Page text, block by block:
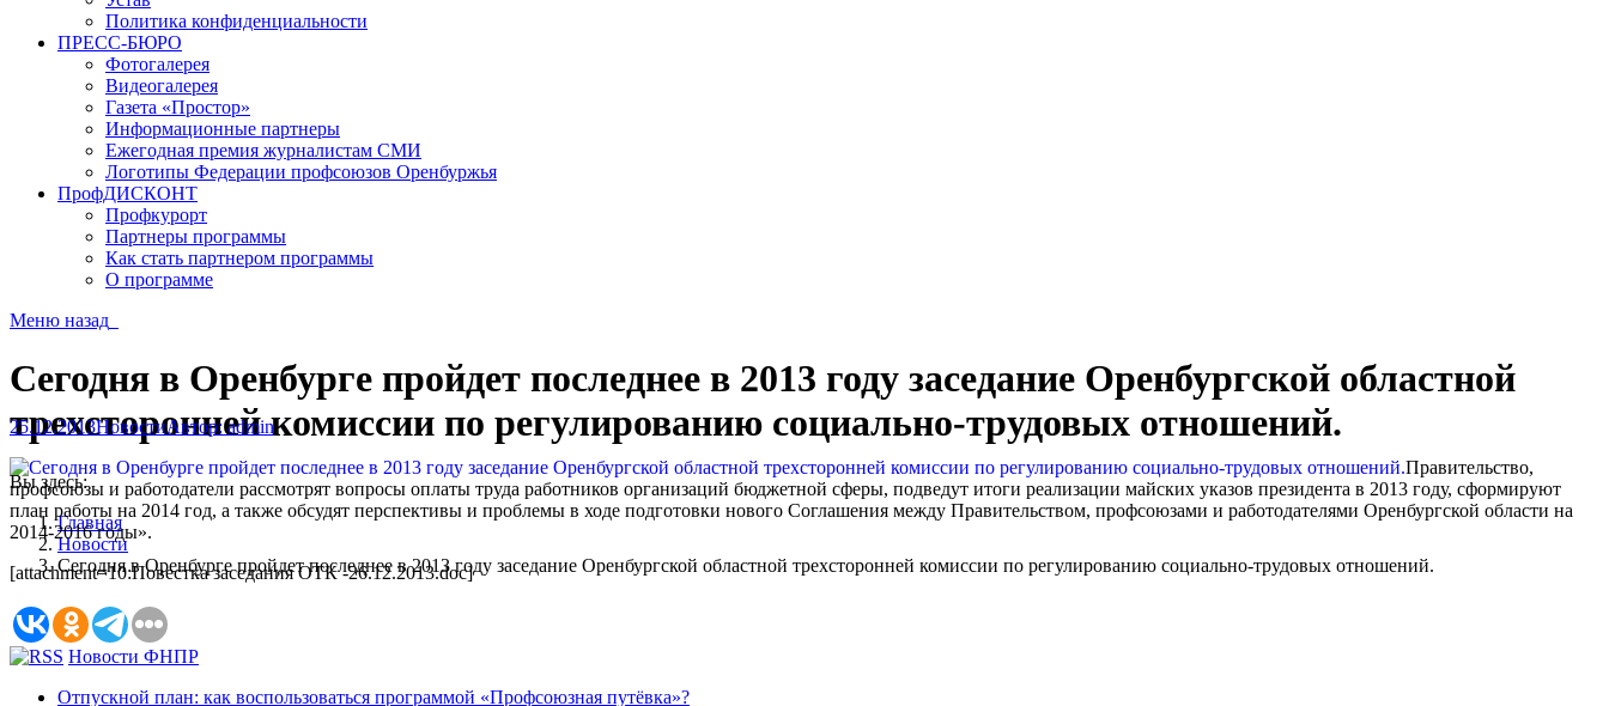
Политика конфиденциальности
ПРЕСС-БЮРО
Фотогалерея
Видеогалерея
Газета «Простор»
Информационные партнеры
Ежегодная премия журналистам СМИ
Логотипы Федерации профсоюзов Оренбуржья
ПрофДИСКОНТ
Профкурорт
Партнеры программы
Как стать партнером программы
О программе
Меню назад
Сегодня в Оренбурге пройдет последнее в 2013 году заседание Оренбургской областной
трехсторонней комиссии по регулированию социально-трудовых отношений.
Вы здесь:
Главная
Новости
Сегодня в Оренбурге пройдет последнее в 2013 году заседание Оренбургской областной трехсторонней комиссии по регулированию социально-трудовых отношений.
25.12.2013НовостиАвтор:admin
Правительство,
профсоюзы и работодатели рассмотрят вопросы оплаты труда работников организаций бюджетной сферы, подведут итоги реализации майских указов президента в 2013 году, сформируют
план работы на 2014 год, а также обсудят перспективы и проблемы в ходе подготовки нового Соглашения между Правительством, профсоюзами и работодателями Оренбургской области на
2014-2016 годы».
[attachment=10:Повестка заседания ОТК -26.12.2013.doc]
Новости ФНПР
Отпускной план: как воспользоваться программой «Профсоюзная путёвка»?